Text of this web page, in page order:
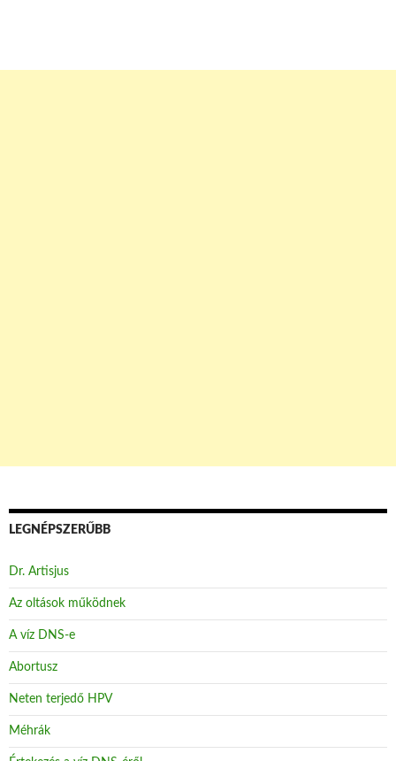
LEGNÉPSZERŰBB
Dr. Artisjus
Az oltások működnek
A víz DNS-e
Abortusz
Neten terjedő HPV
Méhrák